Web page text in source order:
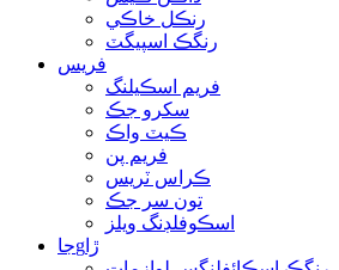
رنڪل خاڪي
رنگڪ اسپيگٽ
فريس
فريم اسڪيلنگ
سکرو جڪ
ڪيٽ واڪ
فريم پن
ڪراس ٽريس
تون سر جڪ
اسڪوفلڊنگ ويلز
جاgڙا